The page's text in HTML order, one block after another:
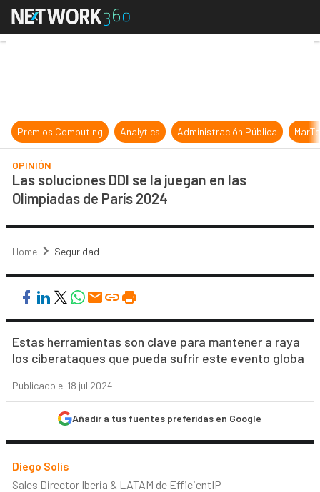
Las soluciones DDI se la juegan en
Premios Computing Analytics Administración Pública
OPINIÓN
Las soluciones DDI se la juegan en las
Olimpiadas de París 2024
Home Seguridad
Estas herramientas son clave para mantener a raya
los ciberataques que pueda sufrir este evento globa
Publicado el 18 jul 2024
Añadir a tus fuentes preferidas en Google
Diego Solís
Sales Director Iberia & LATAM de EfficientIP